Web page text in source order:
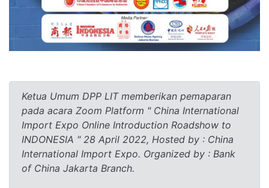
Ketua Umum DPP LIT memberikan pemaparan
pada acara Zoom Platform " China International
Import Expo Online Introduction Roadshow to
INDONESIA " 28 April 2022, Hosted by : China
International Import Expo. Organized by : Bank
of China Jakarta Branch.